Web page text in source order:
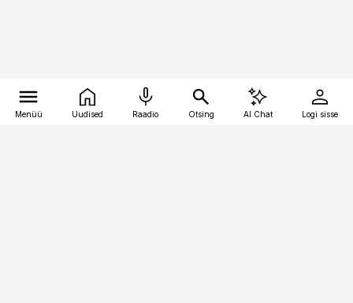
Menüü Uudised Raadio Otsing AI Chat Logi sisse